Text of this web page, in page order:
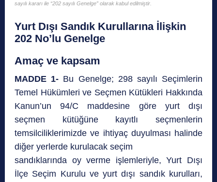
sayılı kararı ile “202 sayılı Genelge” olarak kabul edilmiştir.
Yurt Dışı Sandık Kurullarına İlişkin
202 No’lu Genelge
Amaç ve kapsam
MADDE 1- Bu Genelge; 298 sayılı Seçimlerin
Temel Hükümleri ve Seçmen Kütükleri Hakkında
Kanun’un 94/C maddesine göre yurt dışı
seçmen kütüğüne kayıtlı seçmenlerin
temsilciliklerimizde ve ihtiyaç duyulması halinde
diğer yerlerde kurulacak seçim
sandıklarında oy verme işlemleriyle, Yurt Dışı
İlçe Seçim Kurulu ve yurt dışı sandık kurulları,